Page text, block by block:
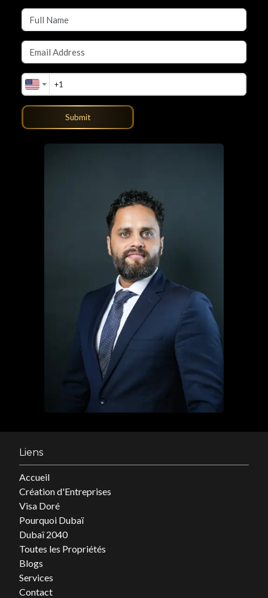
Submit
Liens
Accueil
Création d'Entreprises
Visa Doré
Pourquoi Dubaï
Dubaï 2040
Toutes les Propriétés
Blogs
Services
Contact